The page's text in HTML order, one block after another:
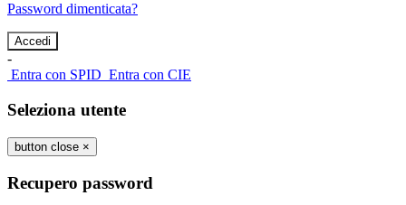
Password dimenticata?
-
Entra con SPID Entra con CIE
Seleziona utente
button close ×
Recupero password